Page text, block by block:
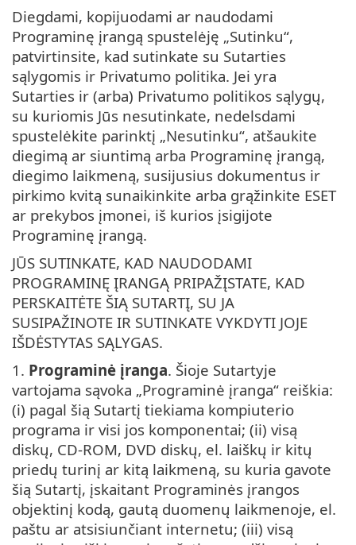
Diegdami, kopijuodami ar naudodami
Programinę įrangą spustelėję „Sutinku“,
patvirtinsite, kad sutinkate su Sutarties
sąlygomis ir Privatumo politika. Jei yra
Sutarties ir (arba) Privatumo politikos sąlygų,
su kuriomis Jūs nesutinkate, nedelsdami
spustelėkite parinktį „Nesutinku“, atšaukite
diegimą ar siuntimą arba Programinę įrangą,
diegimo laikmeną, susijusius dokumentus ir
pirkimo kvitą sunaikinkite arba grąžinkite ESET
ar prekybos įmonei, iš kurios įsigijote
Programinę įrangą.
JŪS SUTINKATE, KAD NAUDODAMI
PROGRAMINĘ ĮRANGĄ PRIPAŽĮSTATE, KAD
PERSKAITĖTE ŠIĄ SUTARTĮ, SU JA
SUSIPAŽINOTE IR SUTINKATE VYKDYTI JOJE
IŠDĖSTYTAS SĄLYGAS.
1. Programinė įranga. Šioje Sutartyje
vartojama sąvoka „Programinė įranga“ reiškia:
(i) pagal šią Sutartį tiekiama kompiuterio
programa ir visi jos komponentai; (ii) visą
diskų, CD-ROM, DVD diskų, el. laiškų ir kitų
priedų turinį ar kitą laikmeną, su kuria gavote
šią Sutartį, įskaitant Programinės įrangos
objektinį kodą, gautą duomenų laikmenoje, el.
paštu ar atsisiunčiant internetu; (iii) visą